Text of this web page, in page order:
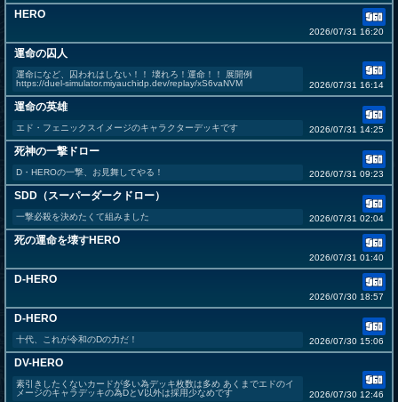
HERO
2026/07/31 16:20
運命の囚人
運命になど、囚われはしない！！ 壊れろ！運命！！ 展開例
https://duel-simulator.miyauchidp.dev/replay/xS6vaNVM
2026/07/31 16:14
運命の英雄
エド・フェニックスイメージのキャラクターデッキです 2026/07/31 14:25
死神の一撃ドロー
D・HEROの一撃、お見舞してやる！ 2026/07/31 09:23
SDD（スーパーダークドロー）
一撃必殺を決めたくて組みました 2026/07/31 02:04
死の運命を壊すHERO
2026/07/31 01:40
D-HERO
2026/07/30 18:57
D-HERO
十代、これが令和のDの力だ！ 2026/07/30 15:06
DV-HERO
素引きしたくないカードが多い為デッキ枚数は多め あくまでエドのイ
メージのキャラデッキの為DとV以外は採用少なめです
2026/07/30 12:46